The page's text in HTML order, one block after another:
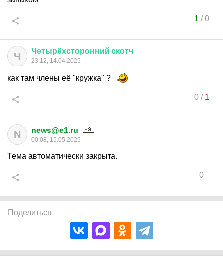
1 /0
Ч Четырёхсторонний скотч
23:12, 14.04.2025
как там члены её "кружка" ?
0/ 1
N news@e1.ru
00:08, 15.05.2025
Тема автоматически закрыта.
0
Поделиться